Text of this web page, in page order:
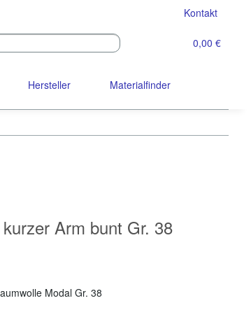
Kontakt
0,00 €
Hersteller Materialfinder
Arm bunt Gr. 38
Modal Gr. 38